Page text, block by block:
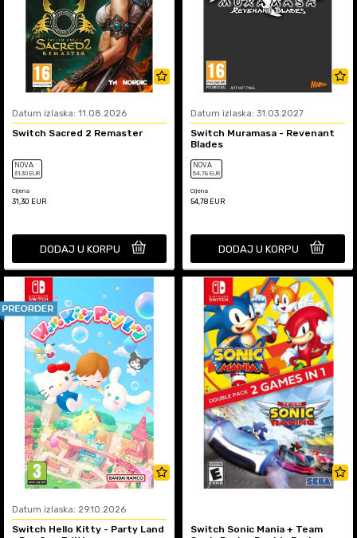
Datum izlaska: 11.08.2026
Switch Sacred 2 Remaster
NOVA
31,30 EUR
Cijena
31,30 EUR
DODAJ U KORPU
Datum izlaska: 31.03.2027
Switch Muramasa - Revenant
Blades
NOVA
54,78 EUR
Cijena
54,78 EUR
DODAJ U KORPU
Datum izlaska: 29.10.2026
Switch Hello Kitty - Party Land
Switch Sonic Mania + Team